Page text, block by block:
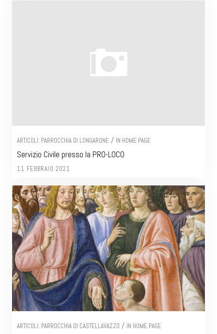
ARTICOLI: PARROCCHIA DI LONGARONE / IN HOME PAGE
Servizio Civile presso la PRO-LOCO
11 FEBBRAIO 2021
ARTICOLI: PARROCCHIA DI CASTELLAVAZZO / IN HOME PAGE